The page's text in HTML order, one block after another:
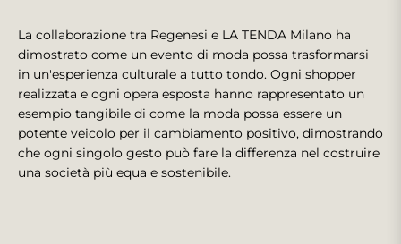
La collaborazione tra Regenesi e LA TENDA Milano ha
dimostrato come un evento di moda possa trasformarsi
in un'esperienza culturale a tutto tondo. Ogni shopper
realizzata e ogni opera esposta hanno rappresentato un
esempio tangibile di come la moda possa essere un
potente veicolo per il cambiamento positivo, dimostrando
che ogni singolo gesto può fare la differenza nel costruire
una società più equa e sostenibile.